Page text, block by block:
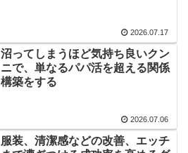
2026.07.17
沼ってしまうほど気持ち良いクン
ニで、単なるパパ活を超える関係
構築をする
2026.07.06
服装、清潔感などの改善、エッチ